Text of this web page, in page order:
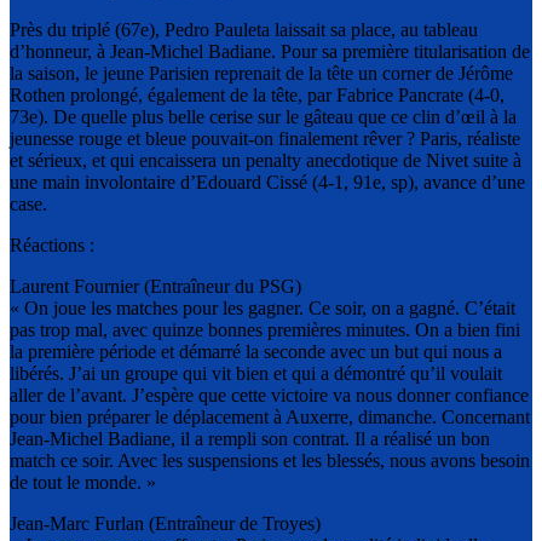
Près du triplé (67e), Pedro Pauleta laissait sa place, au tableau
d’honneur, à Jean-Michel Badiane. Pour sa première titularisation de
la saison, le jeune Parisien reprenait de la tête un corner de Jérôme
Rothen prolongé, également de la tête, par Fabrice Pancrate (4-0,
73e). De quelle plus belle cerise sur le gâteau que ce clin d’œil à la
jeunesse rouge et bleue pouvait-on finalement rêver ? Paris, réaliste
et sérieux, et qui encaissera un penalty anecdotique de Nivet suite à
une main involontaire d’Edouard Cissé (4-1, 91e, sp), avance d’une
case.
Réactions :
Laurent Fournier (Entraîneur du PSG)
« On joue les matches pour les gagner. Ce soir, on a gagné. C’était
pas trop mal, avec quinze bonnes premières minutes. On a bien fini
la première période et démarré la seconde avec un but qui nous a
libérés. J’ai un groupe qui vit bien et qui a démontré qu’il voulait
aller de l’avant. J’espère que cette victoire va nous donner confiance
pour bien préparer le déplacement à Auxerre, dimanche. Concernant
Jean-Michel Badiane, il a rempli son contrat. Il a réalisé un bon
match ce soir. Avec les suspensions et les blessés, nous avons besoin
de tout le monde. »
Jean-Marc Furlan (Entraîneur de Troyes)